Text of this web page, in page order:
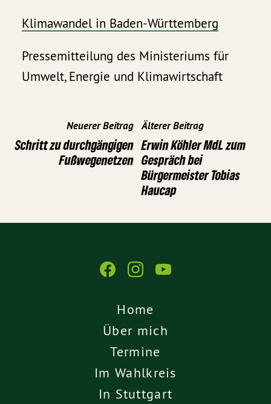
Klimawandel in Baden-Württemberg
Pressemitteilung des Ministeriums für
Umwelt, Energie und Klimawirtschaft
Neuerer Beitrag
Schritt zu durchgängigen
Fußwegenetzen
Älterer Beitrag
Erwin Köhler MdL zum
Gespräch bei
Bürgermeister Tobias
Haucap
Home
Über mich
Termine
Im Wahlkreis
In Stuttgart